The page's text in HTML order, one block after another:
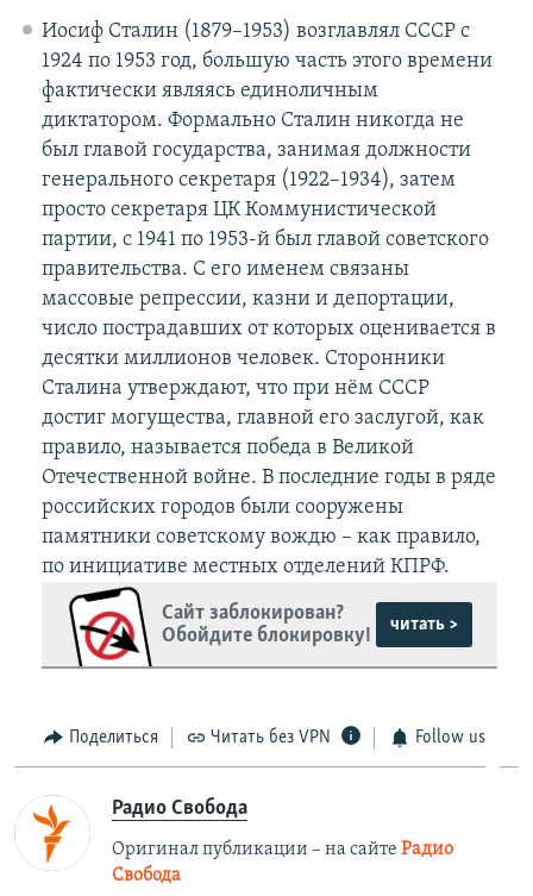
Иосиф Сталин (1879–1953) возглавлял СССР с
1924 по 1953 год, большую часть этого времени
фактически являясь единоличным
диктатором. Формально Сталин никогда не
был главой государства, занимая должности
генерального секретаря (1922–1934), затем
просто секретаря ЦК Коммунистической
партии, с 1941 по 1953-й был главой советского
правительства. С его именем связаны
массовые репрессии, казни и депортации,
число пострадавших от которых оценивается в
десятки миллионов человек. Сторонники
Сталина утверждают, что при нём СССР
достиг могущества, главной его заслугой, как
правило, называется победа в Великой
Отечественной войне. В последние годы в ряде
российских городов были сооружены
памятники советскому вождю – как правило,
по инициативе местных отделений КПРФ.
Сайт заблокирован?
Обойдите блокировку!
читать >
Поделиться Читать без VPN Follow us
Радио Свобода
Оригинал публикации – на сайте Радио
Свобода